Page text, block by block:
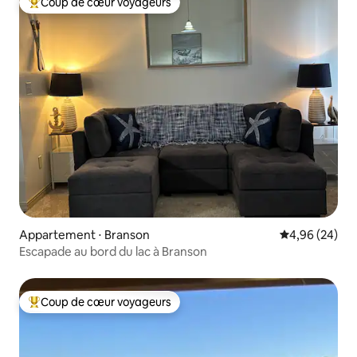
Coups de cœur voyageurs les plus appréciés
Appartement ⋅ Branson Évaluation
4,96 (24)
Escapade au bord du lac à Branson
Coups de cœur voyageurs les plus appréciés
Coup de cœur voyageurs